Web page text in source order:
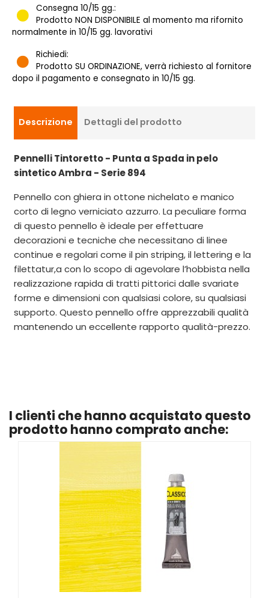
Consegna 10/15 gg.:
Prodotto NON DISPONIBILE al momento ma rifornito
normalmente in 10/15 gg. lavorativi
Richiedi:
Prodotto SU ORDINAZIONE, verrà richiesto al fornitore
dopo il pagamento e consegnato in 10/15 gg.
Descrizione Dettagli del prodotto
Pennelli Tintoretto - Punta a Spada in pelo
sintetico Ambra - Serie 894
Pennello con ghiera in ottone nichelato e manico
corto di legno verniciato azzurro. La peculiare forma
di questo pennello è ideale per effettuare
decorazioni e tecniche che necessitano di linee
continue e regolari come il pin striping, il lettering e la
filettatur,a con lo scopo di agevolare l’hobbista nella
realizzazione rapida di tratti pittorici dalle svariate
forme e dimensioni con qualsiasi colore, su qualsiasi
supporto. Questo pennello offre apprezzabili qualità
mantenendo un eccellente rapporto qualità-prezzo.
I clienti che hanno acquistato questo
prodotto hanno comprato anche: